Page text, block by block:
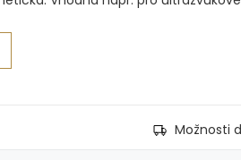
Možnosti